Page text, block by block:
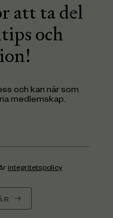
att ta del
och
och kan när som
medlemskap.
integritetspolicy